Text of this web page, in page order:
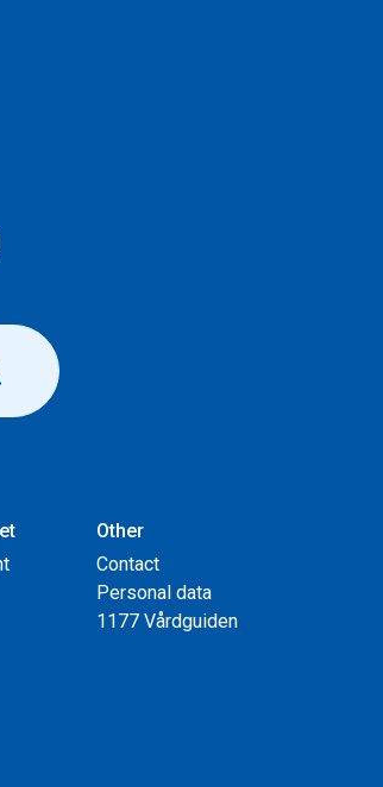
Other
Contact
Personal data
1177 Vårdguiden